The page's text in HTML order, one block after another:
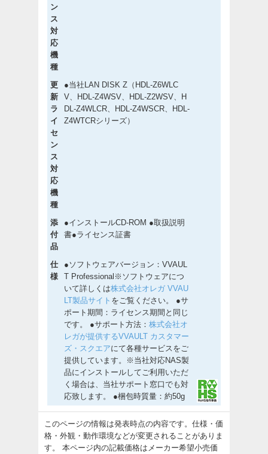
ン
ス
対
応
機
種
更
新
ラ
イ
セ
ン
ス
対
応
機
種
●当社LAN DISK Z（HDL-Z6WLC
V、HDL-Z4WSV、HDL-Z2WSV、H
DL-Z4WLCR、HDL-Z4WSCR、HDL-
Z4WTCRシリーズ）
添
付
品
●インストールCD-ROM ●取扱説明
書●ライセンス証書
仕
様
●ソフトウェアバージョン：VVAUL
T Professional※ソフトウェアにつ
いて詳しくは株式会社オレガ VVAU
LT製品サイト をご覧ください。 ●サ
ポート期間：ライセンス期間と同じ
です。 ●サポート方法： 株式会社オ
レガが提供するVVAULT カスタマー
ズ・スクエアにて各種サービスをご
提供しています。※当社対応NAS製
品にインストールしてご利用いただ
く場合は、当社サポート窓口でも対
応致します。 ●梱包時質量：約50g
このページの情報は発表時点の内容です。仕様・価
格・外観・動作環境などが変更されることがありま
す。 本ページ内の記載価格はメーカー希望小売価